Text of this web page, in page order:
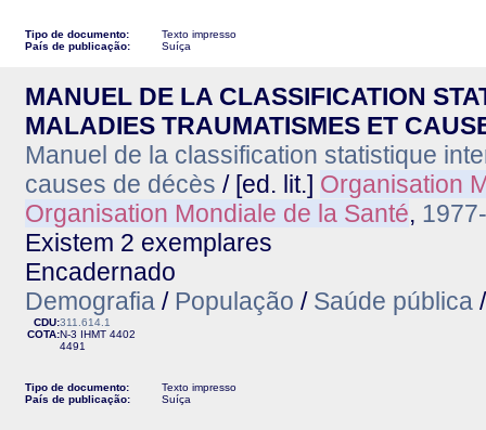
Tipo de documento:
Texto impresso
País de publicação:
Suíça
MANUEL DE LA CLASSIFICATION
MALADIES TRAUMATISMES ET
Manuel de la classification statistique
causes de décès / [ed. lit.] Organisation
Organisation Mondiale de la Santé,
Existem 2 exemplares
Encadernado
Demografia / População / Saúde pública
CDU:311.614.1
COTA:N-3 IHMT 4402
4491
Tipo de documento:
Texto impresso
País de publicação:
Suíça